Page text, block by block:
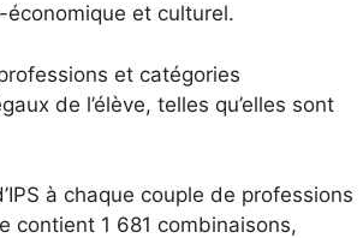
et culturel.
et catégories
de l’élève, telles qu’elles sont
à chaque couple de professions
contient 1 681 combinaisons,